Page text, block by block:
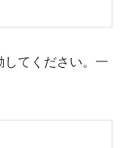
てください。一